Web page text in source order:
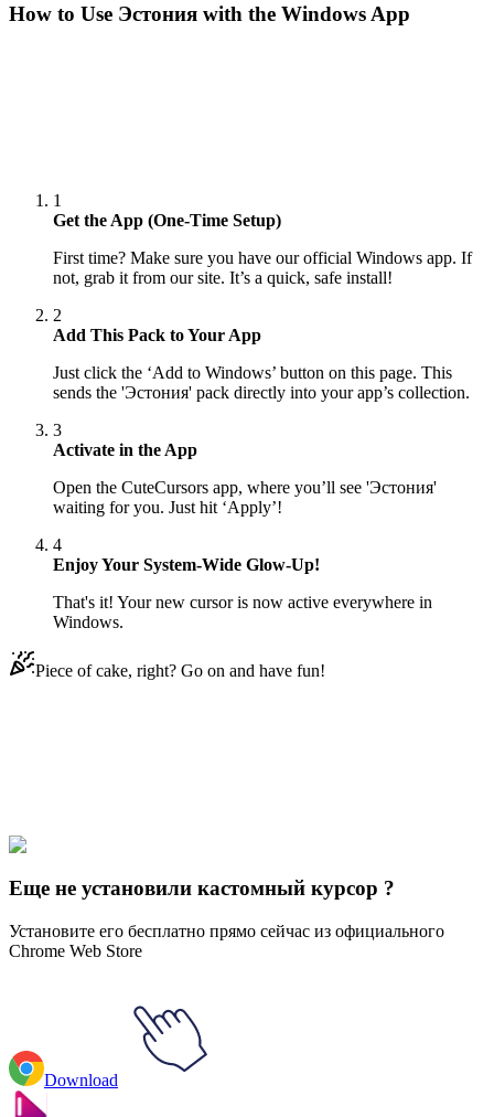
How to Use Эстония with the Windows App
1
Get the App (One-Time Setup)
First time? Make sure you have our official Windows app. If
not, grab it from our site. It’s a quick, safe install!
2
Add This Pack to Your App
Just click the ‘Add to Windows’ button on this page. This
sends the 'Эстония' pack directly into your app’s collection.
3
Activate in the App
Open the CuteCursors app, where you’ll see 'Эстония'
waiting for you. Just hit ‘Apply’!
4
Enjoy Your System-Wide Glow-Up!
That's it! Your new cursor is now active everywhere in
Windows.
Piece of cake, right? Go on and have fun!
Explore All Collections
Еще не установили кастомный курсор ?
Установите его бесплатно прямо сейчас из официального
Chrome Web Store
Download